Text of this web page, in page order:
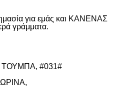
για εμάς και ΚΑΝΕΝΑΣ
γράμματα.
#031#